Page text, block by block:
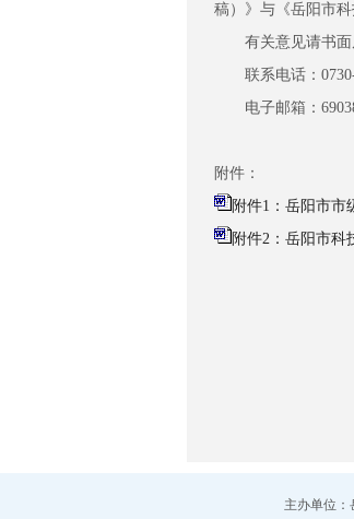
稿）》与《岳阳市
有关意见请书面反
联系电话：0730-
电子邮箱：
附件：
附件1：岳阳市市
附件2：岳阳市科
主办单位：